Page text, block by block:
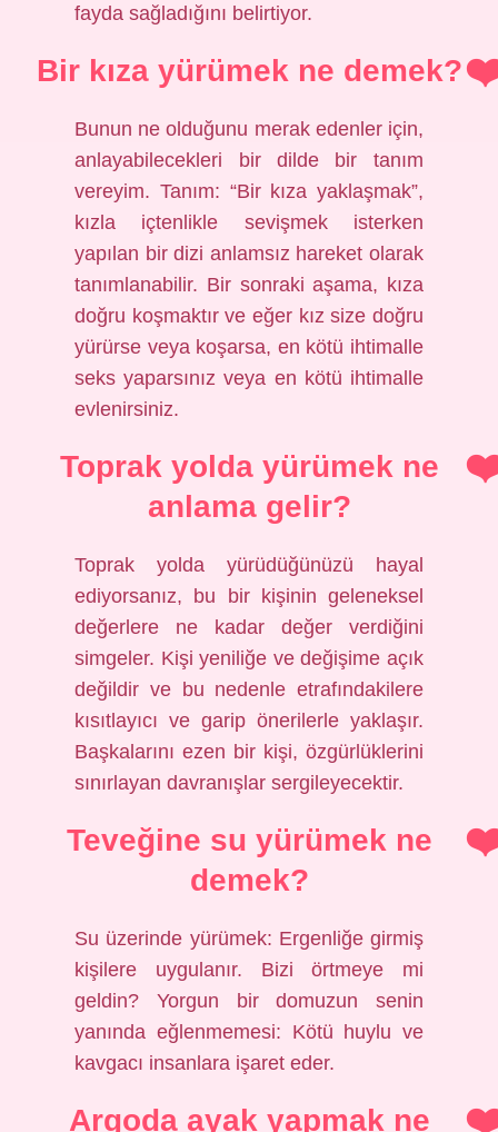
fayda sağladığını belirtiyor.
Bir kıza yürümek ne demek?
Bunun ne olduğunu merak edenler için,
anlayabilecekleri bir dilde bir tanım
vereyim. Tanım: “Bir kıza yaklaşmak”,
kızla içtenlikle sevişmek isterken
yapılan bir dizi anlamsız hareket olarak
tanımlanabilir. Bir sonraki aşama, kıza
doğru koşmaktır ve eğer kız size doğru
yürürse veya koşarsa, en kötü ihtimalle
seks yaparsınız veya en kötü ihtimalle
evlenirsiniz.
Toprak yolda yürümek ne
anlama gelir?
Toprak yolda yürüdüğünüzü hayal
ediyorsanız, bu bir kişinin geleneksel
değerlere ne kadar değer verdiğini
simgeler. Kişi yeniliğe ve değişime açık
değildir ve bu nedenle etrafındakilere
kısıtlayıcı ve garip önerilerle yaklaşır.
Başkalarını ezen bir kişi, özgürlüklerini
sınırlayan davranışlar sergileyecektir.
Teveğine su yürümek ne
demek?
Su üzerinde yürümek: Ergenliğe girmiş
kişilere uygulanır. Bizi örtmeye mi
geldin? Yorgun bir domuzun senin
yanında eğlenmemesi: Kötü huylu ve
kavgacı insanlara işaret eder.
Argoda ayak yapmak ne